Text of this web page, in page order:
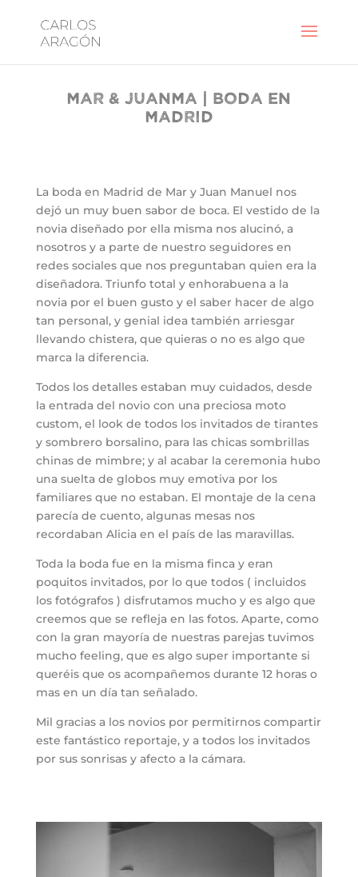
Mar & Juanma | Boda en
Madrid
La boda en Madrid de Mar y Juan Manuel nos
dejó un muy buen sabor de boca. El vestido de la
novia diseñado por ella misma nos alucinó, a
nosotros y a parte de nuestro seguidores en
redes sociales que nos preguntaban quien era la
diseñadora. Triunfo total y enhorabuena a la
novia por el buen gusto y el saber hacer de algo
tan personal, y genial idea también arriesgar
llevando chistera, que quieras o no es algo que
marca la diferencia.
Todos los detalles estaban muy cuidados, desde
la entrada del novio con una preciosa moto
custom, el look de todos los invitados de tirantes
y sombrero borsalino, para las chicas sombrillas
chinas de mimbre; y al acabar la ceremonia hubo
una suelta de globos muy emotiva por los
familiares que no estaban. El montaje de la cena
parecía de cuento, algunas mesas nos
recordaban Alicia en el país de las maravillas.
Toda la boda fue en la misma finca y eran
poquitos invitados, por lo que todos ( incluidos
los fotógrafos ) disfrutamos mucho y es algo que
creemos que se refleja en las fotos. Aparte, como
con la gran mayoría de nuestras parejas tuvimos
mucho feeling, que es algo super importante si
queréis que os acompañemos durante 12 horas o
mas en un día tan señalado.
Mil gracias a los novios por permitirnos compartir
este fantástico reportaje, y a todos los invitados
por sus sonrisas y afecto a la cámara.